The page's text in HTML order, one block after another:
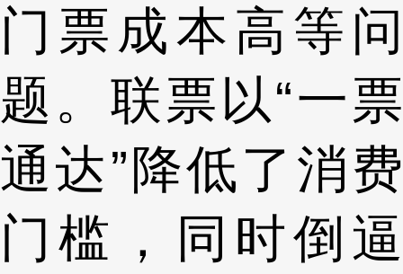
门票成本高等问
题。联票以“一票
通达”降低了消费
门槛，同时倒逼